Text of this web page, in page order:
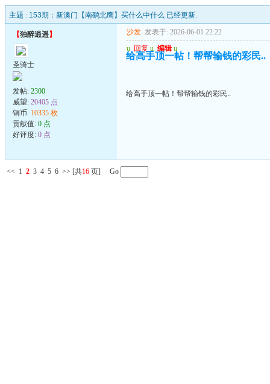
主题 : 153期：新澳门【南鹞北鹰】买什么中什么 已经更新.
【独醉逍遥】
圣骑士
发帖: 2300
威望: 20405 点
铜币: 10335 枚
贡献值: 0 点
好评度: 0 点
沙发 发表于: 2026-06-01 22:22
u 回复 u 编辑 u
给高手顶一帖！帮帮输钱的彩民..
给高手顶一帖！帮帮输钱的彩民..
<< 1 2 3 4 5 6 >> [共16 页] Go